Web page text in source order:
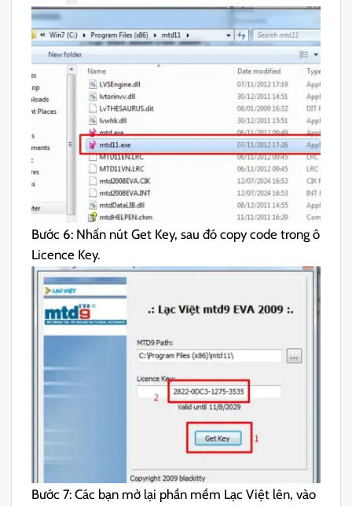
Bước 6: Nhấn nút Get Key, sau đó copy code trong ô
Licence Key.
Bước 7: Các bạn mở lại phần mềm Lạc Việt lên, vào